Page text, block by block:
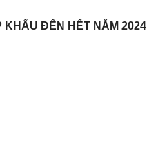
KHẨU ĐẾN HẾT NĂM 2024